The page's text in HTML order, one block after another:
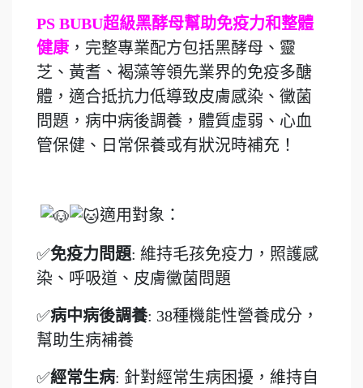
PS BUBU超級黑酵母幫助免疫力和整體
健康 ，完整專業配方包括黑酵母、靈
芝、黃耆、褐藻等領先業界的免疫多醣
體，適合抵抗力低導致皮膚感染、黴菌
問題，病中病後調養，體質虛弱、心血
管保健、日常保養或有狀況時補充！
適用對象：
✅免疫力問題: 維持毛孩免疫力，照護感
染、呼吸道、皮膚黴菌問題
✅病中病後調養: 38種機能性營養成分，
幫助生病補養
✅經常生病: 針對經常生病困擾，維持自